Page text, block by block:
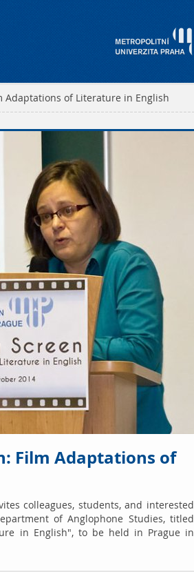
Adaptations of Literature in English
Film Adaptations of
colleagues, students, and interested
of Anglophone Studies, titled
in English", to be held in Prague in